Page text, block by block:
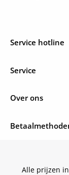
Service hotline
Service
Over ons
Alle prijzen